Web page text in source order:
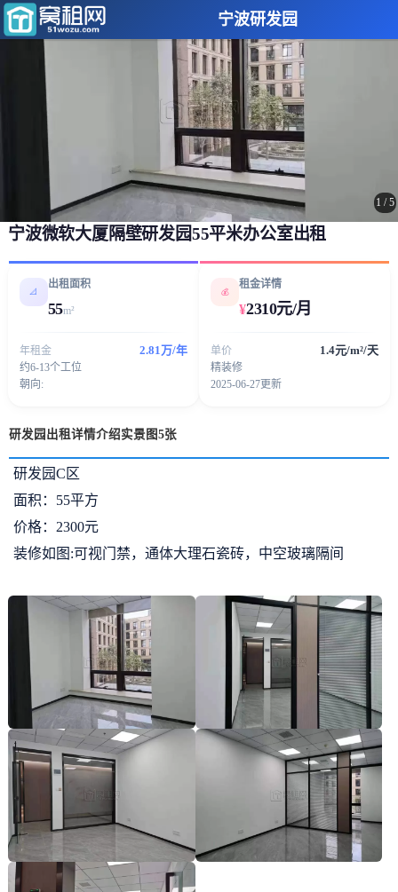
宁波研发园
1 /5
宁波微软大厦隔壁研发园55平米办公室出租
📐
出租面积
55m²
年租金 2.81万/年
约6-13个工位
朝向:
💰
租金详情
¥2310元/月
单价 1.4元/m²/天
精装修
2025-06-27更新
研发园出租详情介绍实景图5张
研发园C区
面积：55平方
价格：2300元
装修如图:可视门禁，通体大理石瓷砖，中空玻璃隔间